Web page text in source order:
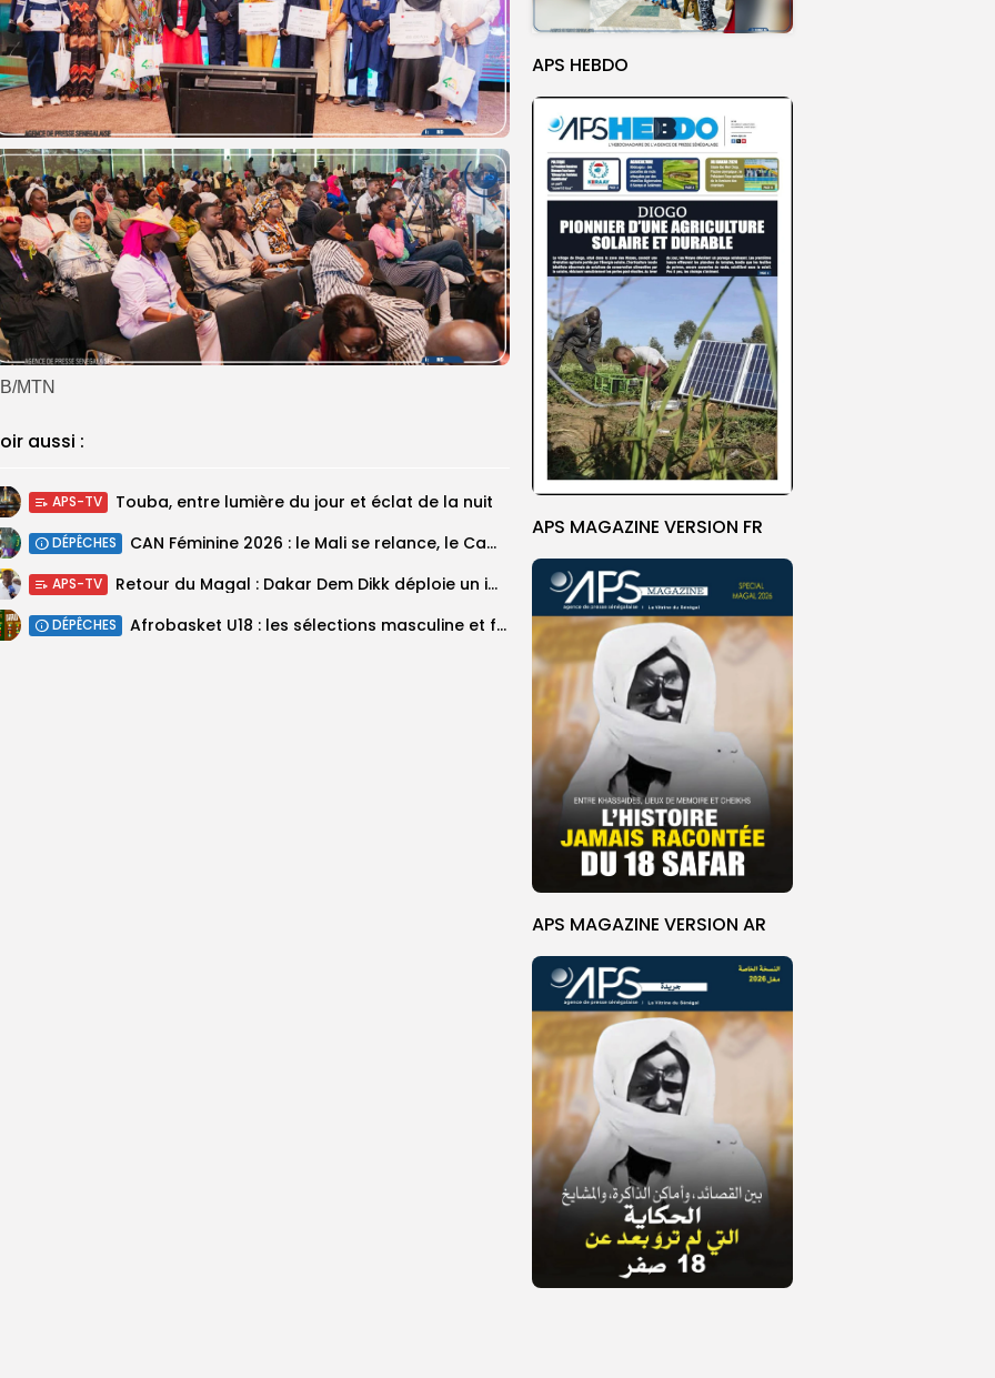
APS HEBDO
APS MAGAZINE VERSION FR
APS MAGAZINE VERSION AR
MTN
aussi :
APS-TV Touba, entre lumière du jour et éclat de la nuit
DÉPÊCHES ‎CAN Féminine 2026 : le Mali se relance, le Cameroun domine le...
APS-TV Retour du Magal : Dakar Dem Dikk déploie un important dispositif pour...
DÉPÊCHES ‎Afrobasket U18 : les sélections masculine et féminine du Sénégal fixées sur...